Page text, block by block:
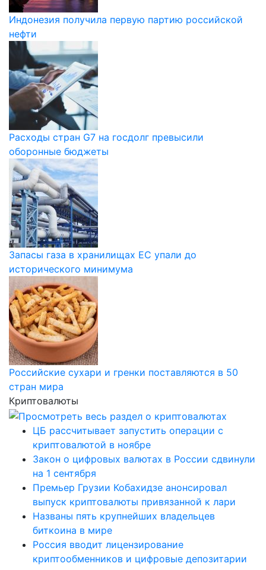
Индонезия получила первую партию российской
нефти
Расходы стран G7 на госдолг превысили
оборонные бюджеты
Запасы газа в хранилищах ЕС упали до
исторического минимума
Российские сухари и гренки поставляются в 50
стран мира
Криптовалюты
ЦБ рассчитывает запустить операции с
криптовалютой в ноябре
Закон о цифровых валютах в России сдвинули
на 1 сентября
Премьер Грузии Кобахидзе анонсировал
выпуск криптовалюты привязанной к лари
Названы пять крупнейших владельцев
биткоина в мире
Россия вводит лицензирование
криптообменников и цифровые депозитарии